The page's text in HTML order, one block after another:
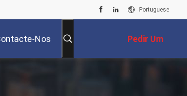
Portuguese
Nos Pedir Um
Orçamento